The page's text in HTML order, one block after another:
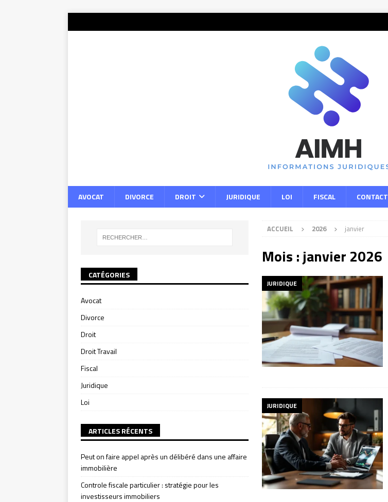
AVOCAT DIVORCE DROIT JURIDIQUE LOI FISCAL CONTACT
ACCUEIL 2026 janvier
Mois :janvier 2026
JURIDIQUE
JURIDIQUE
CATÉGORIES
Avocat
Divorce
Droit
Droit Travail
Fiscal
Juridique
Loi
ARTICLES RÉCENTS
Peut on faire appel après un délibéré dans une affaire
immobilière
Controle fiscale particulier : stratégie pour les
investisseurs immobiliers